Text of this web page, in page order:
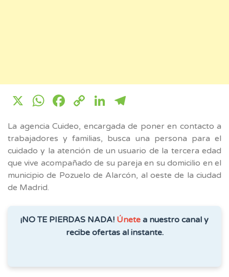
X WhatsApp
Facebook
CopyLinkedIn
La agencia Cuideo, encargada de poner en contacto a
trabajadores y familias, busca una persona para el
cuidado y la atención de un usuario de la tercera edad
que vive acompañado de su pareja en su domicilio en el
municipio de Pozuelo de Alarcón, al oeste de la ciudad
de Madrid.
¡NO TE PIERDAS NADA! Únete a nuestro canal y
recibe ofertas al instante.